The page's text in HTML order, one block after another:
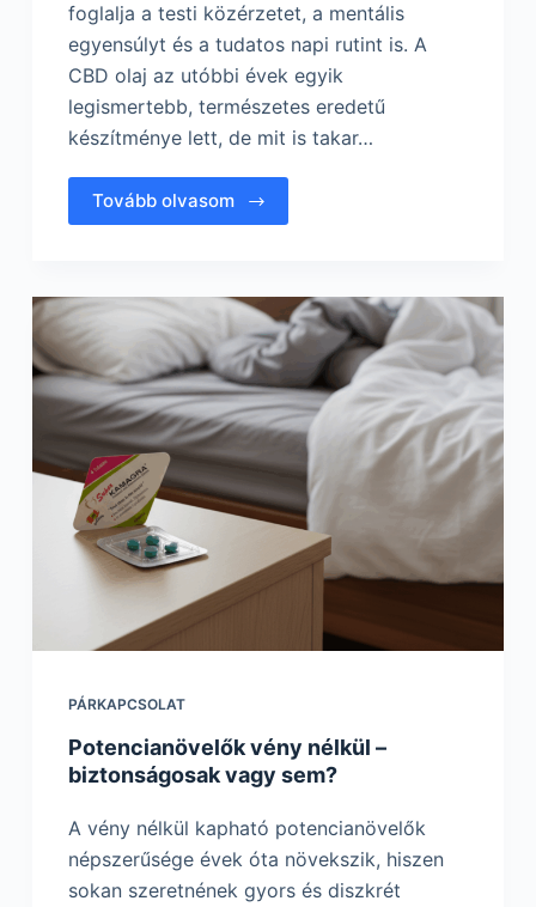
foglalja a testi közérzetet, a mentális
egyensúlyt és a tudatos napi rutint is. A
CBD olaj az utóbbi évek egyik
legismertebb, természetes eredetű
készítménye lett, de mit is takar…
Tovább olvasom
PÁRKAPCSOLAT
Potencianövelők vény nélkül –
biztonságosak vagy sem?
A vény nélkül kapható potencianövelők
népszerűsége évek óta növekszik, hiszen
sokan szeretnének gyors és diszkrét